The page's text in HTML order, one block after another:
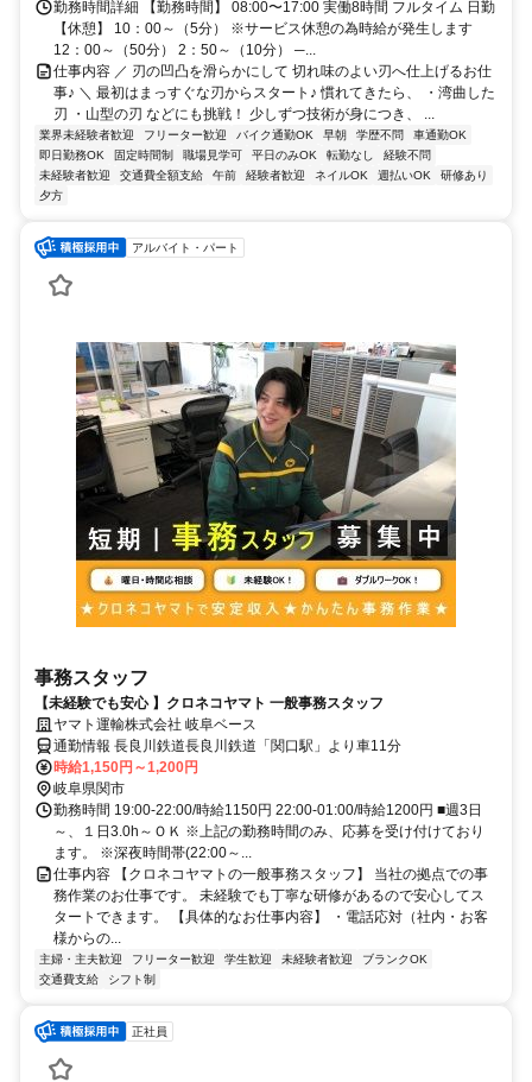
勤務時間詳細 【勤務時間】 08:00〜17:00 実働8時間 フルタイム 日勤
【休憩】 10：00～（5分） ※サービス休憩の為時給が発生します
12：00～（50分） 2：50～（10分） ─...
仕事内容 ／ 刃の凹凸を滑らかにして 切れ味のよい刃へ仕上げるお仕
事♪ ＼ 最初はまっすぐな刃からスタート♪ 慣れてきたら、 ・湾曲した
刃 ・山型の刃 などにも挑戦！ 少しずつ技術が身につき、 ...
業界未経験者歓迎 フリーター歓迎 バイク通勤OK 早朝 学歴不問
車通勤OK
即日勤務OK
固定時間制 職場見学可 平日のみOK 転勤なし
経験不問
未経験者歓迎
交通費全額支給 午前 経験者歓迎 ネイルOK 週払いOK
研修あり
夕方
アルバイト・パート
事務スタッフ
【未経験でも安心 】クロネコヤマト 一般事務スタッフ
ヤマト運輸株式会社 岐阜ベース
通勤情報 長良川鉄道長良川鉄道「関口駅」より車11分
時給1,150円～1,200円
岐阜県関市
勤務時間 19:00-22:00/時給1150円 22:00-01:00/時給1200円 ■週3日
～、１日3.0h～ＯＫ ※上記の勤務時間のみ、応募を受け付けており
ます。 ※深夜時間帯(22:00～...
仕事内容 【クロネコヤマトの一般事務スタッフ】 当社の拠点での事
務作業のお仕事です。 未経験でも丁寧な研修があるので安心してス
タートできます。 【具体的なお仕事内容】 ・電話応対（社内・お客
様からの...
主婦・主夫歓迎 フリーター歓迎 学生歓迎 未経験者歓迎
ブランクOK
交通費支給
シフト制
正社員